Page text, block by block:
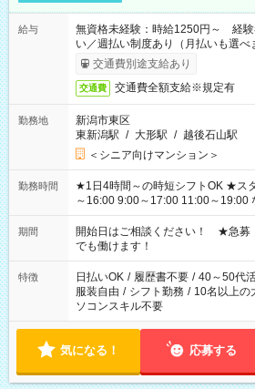
給与
無資格未経験：時給1250円～ 経
い／週払い制度あり（月払いも選
完了次第のお支払いとなります。
交通費別途支給あり
交通費 交通費全額支給※規定有
勤務地
新潟市東区
東新潟駅 / 大形駅 / 越後石山駅
＜シニア向けマンション＞
勤務時間
★1日4時間～の時短シフトOK ★スタート時間選べます！ 7:00
～16:00 9:00～17:00 11:00～19:00 など 残
の場合、他のお仕事と合わせ週40
せん ※法令に基づき、週20時間以
象となります ※労働者派遣法（日雇
り、短時間・短期間の就業はご案
期間
開始日はご相談ください！ ★急
でも働けます！
特徴 日払いOK / 履歴書不要 / 40～50代
服装自由 / シフト勤務 / 10名以上の
ソコンスキル不要
気になる！ 応募する